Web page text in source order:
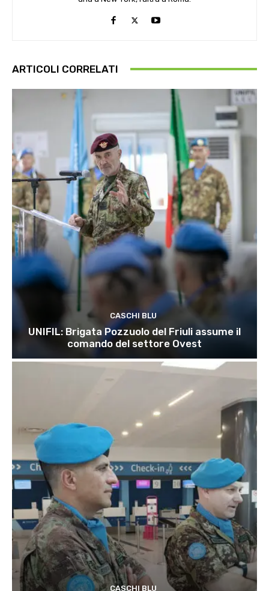
ARTICOLI CORRELATI
CASCHI BLU
UNIFIL: Brigata Pozzuolo del Friuli assume il
comando del settore Ovest
CASCHI BLU